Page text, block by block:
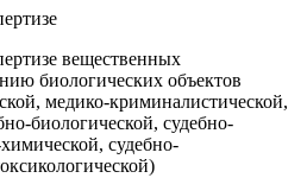
вещественных
биологических объектов
медико-криминалистической,
биологической, судебно-
судебно-